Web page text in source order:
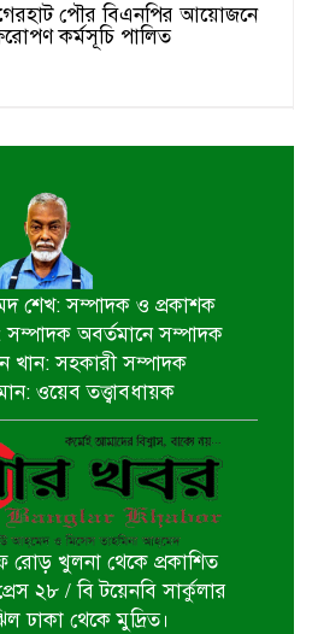
পৌর বিএনপির আয়োজনে
কর্মসূচি পালিত
করে আনা পণ্য জব্দ
ও বেনাপোলের বিভিন্ন বাজারে
মরিচের দাম কমে অর্ধেকে নেমেছে
স্বেচ্ছাসেবক দল নেতা টুটুলের
ও বিএনপির সহযোগিতায়
অবসান
৯ হাজার ৭৩০ পিস
মাদক ব্যবসায়ী গ্রেপ্তার
নিরাপত্তা ও বিচারের দাবিতে
সম্মেলন
শেখ: সম্পাদক ও প্রকাশক
অবর্তমানে সম্পাদক
খান: সহকারী সম্পাদক
ওয়েব তত্ত্বাবধায়ক
খুলনা থেকে প্রকাশিত
২৮ / বি টয়েনবি সার্কুলার
ঢাকা থেকে মুদ্রিত।